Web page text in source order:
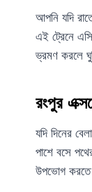
আপনি যদি
এই ট্রেনে এসি
ভ্রমণ করলে
রংপুর
যদি দিনের
পাশে বসে
উপভোগ করতে